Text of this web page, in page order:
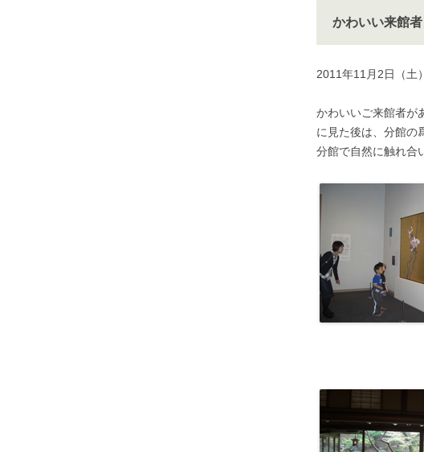
かわいい来館
2011年11月2日（土
かわいいご来館者が
に見た後は、分館の
分館で自然に触れ合